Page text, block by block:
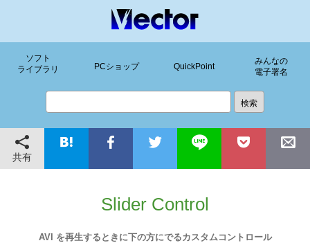
ソフト
ライブラリ
PCショップ QuickPoint
みんなの
電子署名
共有
Slider Control
AVI を再生するときに下の方にでるカスタムコントロール